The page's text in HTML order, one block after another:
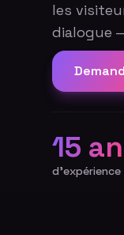
les
dialogue
15
d'expérience